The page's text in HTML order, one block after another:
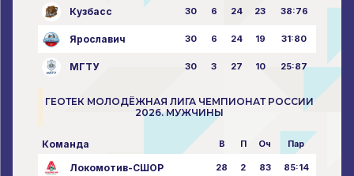
Кузбасс 30 6 24 23 38:76
Ярославич 30 6 24 19 31:80
МГТУ 30 3 27 10 25:87
ГЕОТЕК МОЛОДЁЖНАЯ ЛИГА ЧЕМПИОНАТ РОССИИ
2026. МУЖЧИНЫ
Команда В П Оч Пар
Локомотив-СШОР 28 2 83 85:14